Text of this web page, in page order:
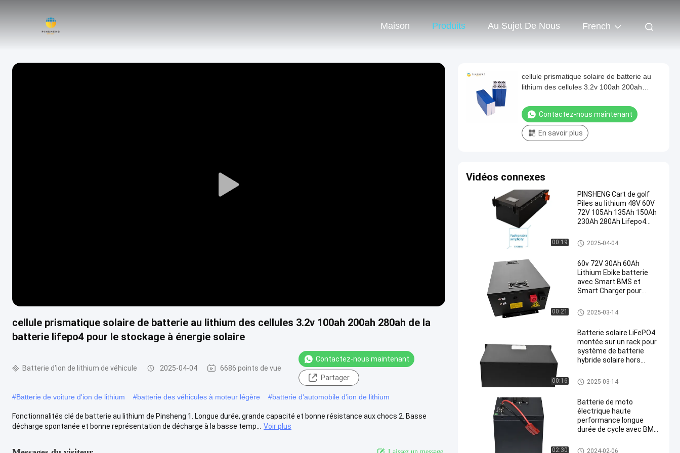
Maison Produits Au Sujet De Nous French
Play
cellule prismatique solaire de batterie au lithium des cellules 3.2v 100ah 200ah 280ah de la
batterie lifepo4 pour le stockage à énergie solaire
Batterie d'ion de lithium de véhicule 2025-04-04 6686 points de vue
Contactez-nous maintenant
Partager
#Batterie de voiture d'ion de lithium #batterie des véhicules à moteur légère #batterie d'automobile d'ion de lithium
Fonctionnalités clé de batterie au lithium de Pinsheng 1. Longue durée, grande capacité et bonne résistance aux chocs 2. Basse
décharge spontanée et bonne représentation de décharge à la basse temp...
Voir plus
Laissez un message.
cellule prismatique solaire de batterie au
lithium des cellules 3.2v 100ah 200ah
stockage à énergie solaire
Contactez-nous maintenant
En savoir plus
Vidéos connexes
00:19
PINSHENG Cart de golf
Piles au lithium 48V 60V
72V 105Ah 135Ah 150Ah
230Ah 280Ah Lifepo4
électrique
Batterie d'ion de lithium de vé
hicule
2025-04-04
00:21
60v 72V 30Ah 60Ah
Lithium Ebike batterie
avec Smart BMS et
Smart Charger pour
motocyclettes
Batterie d'ion de lithium de vé
hicule
2025-03-14
00:16
Batterie solaire LiFePO4
montée sur un rack pour
système de batterie
hybride solaire hors
Batterie au lithium de stockag
e de l'énergie
2025-03-14
02:30
Batterie de moto
électrique haute
performance longue
durée de cycle avec BMS
Batterie d'ion de lithium de vé
2024-02-06